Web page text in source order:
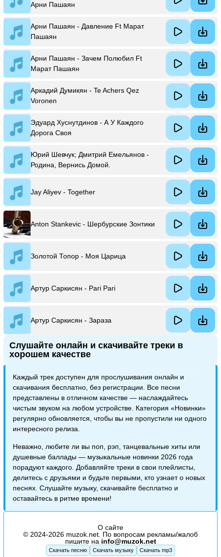
Арни Пашаян
Арни Пашаян - Давление Ft Марат
Пашаян
Арни Пашаян - Зачем Полюбил Ft
Марат Пашаян
Аркадий Думикян - Te Achers Qez
Voronen
Эдуард Хуснутдинов - А У Каждого
Дорога Своя
Юрий Шевчук; Дмитрий Емельянов -
Родина, Вернись Домой.
Jay Aliyev - Together
Anton Stankevic - Шербурские Зонтики
Золотой Топор - Моя Царица
Артур Саркисян - Pari Pari
Артур Саркисян - Зараза
Слушайте онлайн и скачивайте треки в
хорошем качестве
Каждый трек доступен для прослушивания онлайн и
скачивания бесплатно, без регистрации. Все песни
представлены в отличном качестве — наслаждайтесь
чистым звуком на любом устройстве. Категория «Новинки»
регулярно обновляется, чтобы вы не пропустили ни одного
интересного релиза.
Неважно, любите ли вы поп, рэп, танцевальные хиты или
душевные баллады — музыкальные новинки 2026 года
порадуют каждого. Добавляйте треки в свои плейлисты,
делитесь с друзьями и будьте первыми, кто узнает о новых
песнях. Слушайте музыку, скачивайте бесплатно и
оставайтесь в ритме времени!
О сайте
© 2024-2026 muzok.net. По вопросам рекламы/жалоб
пишите на info@muzok.net
Скачать песню Скачать музыку Скачать mp3